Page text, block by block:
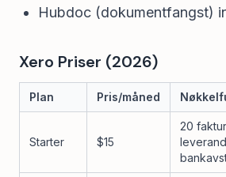
Hubdoc (dokumentfangst)
Xero Priser (2026)
Plan Pris/måned
Starter $15
20